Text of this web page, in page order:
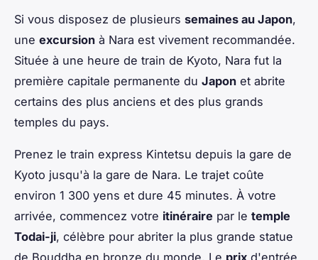
Si vous disposez de plusieurs semaines au Japon,
une excursion à Nara est vivement recommandée.
Située à une heure de train de Kyoto, Nara fut la
première capitale permanente du Japon et abrite
certains des plus anciens et des plus grands
temples du pays.
Prenez le train express Kintetsu depuis la gare de
Kyoto jusqu'à la gare de Nara. Le trajet coûte
environ 1 300 yens et dure 45 minutes. À votre
arrivée, commencez votre itinéraire par le temple
Todai-ji, célèbre pour abriter la plus grande statue
de Bouddha en bronze du monde. Le prix d'entrée